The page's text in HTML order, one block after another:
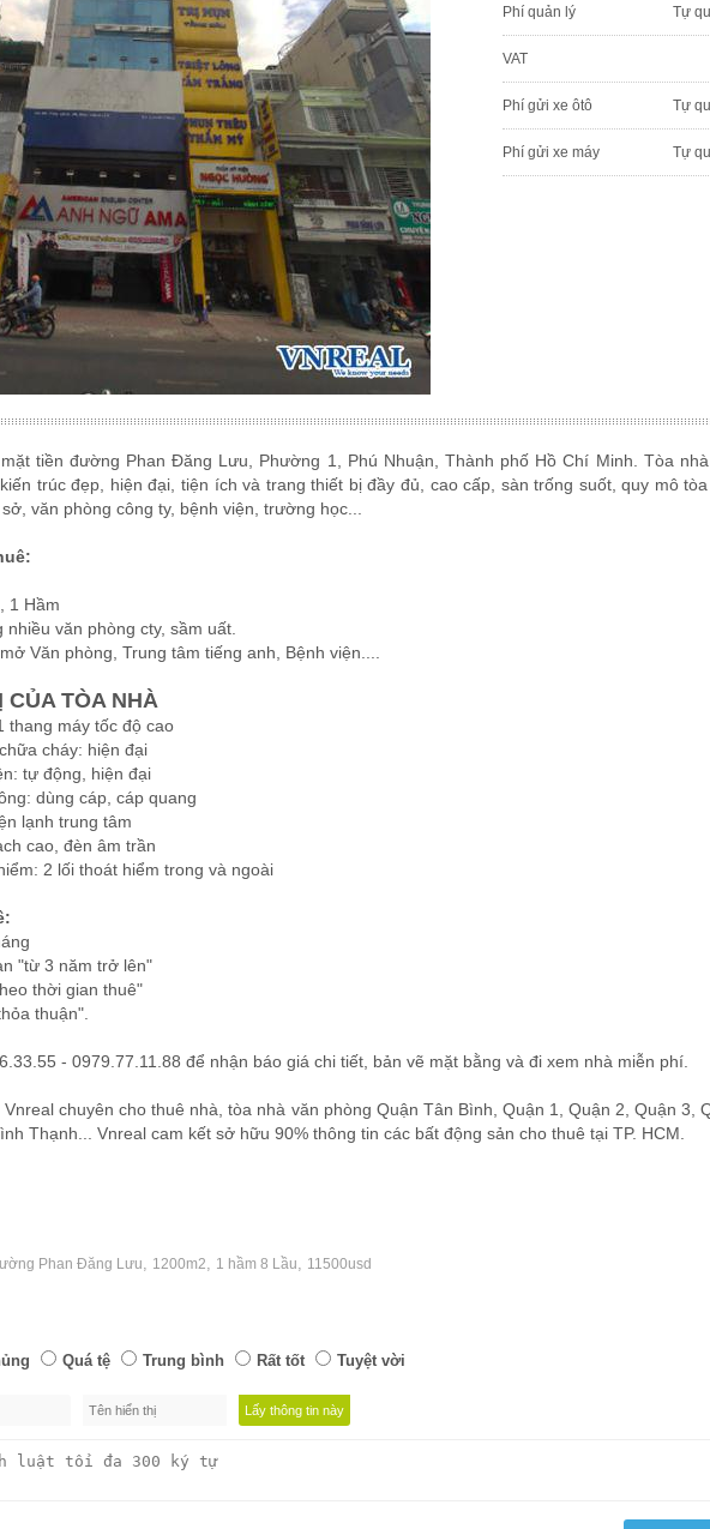
Phí quản lý Tự
VAT
Phí gửi xe ôtô Tự
Phí gửi xe máy Tự
tiền đường Phan Đăng Lưu, Phường 1, Phú Nhuận, Thành phố Hồ Chí Minh. Tòa
trúc đẹp, hiện đại, tiện ích và trang thiết bị đầy đủ, cao cấp, sàn trống suốt, quy mô
văn phòng công ty, bệnh viện, trường học...
1 Hầm
văn phòng cty, sầm uất.
Văn phòng, Trung tâm tiếng anh, Bệnh viện....
CỦA TÒA NHÀ
thang máy tốc độ cao
cháy: hiện đại
tự động, hiện đại
dùng cáp, cáp quang
lạnh trung tâm
cao, đèn âm trần
2 lối thoát hiểm trong và ngoài
"từ 3 năm trở lên"
thời gian thuê"
thuận".
- 0979.77.11.88 để nhận báo giá chi tiết, bản vẽ mặt bằng và đi xem nhà miễn phí.
chuyên cho thuê nhà, tòa nhà văn phòng Quận Tân Bình, Quận 1, Quận 2, Quận 3,
Thạnh... Vnreal cam kết sở hữu 90% thông tin các bất động sản cho thuê tại TP. HCM.
Phan Đăng Lưu 1200m2 1 hầm 8 Lầu 11500usd
Quá tệ Trung bình Rất tốt Tuyệt vời